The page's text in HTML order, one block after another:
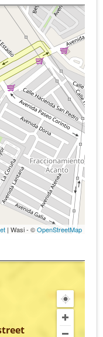
| Wasi - ©OpenStreetMap